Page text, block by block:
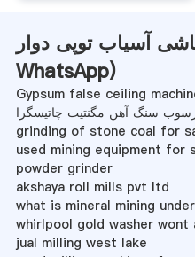
WhatsApp)
Gypsum false ceiling
سنگ آهن مگنتیت چاتیسگرا
grinding of stone coal for
used mining equipment for
powder grinder
akshaya roll mills pvt ltd
what is mineral mining
whirlpool gold washer
jual milling west lake